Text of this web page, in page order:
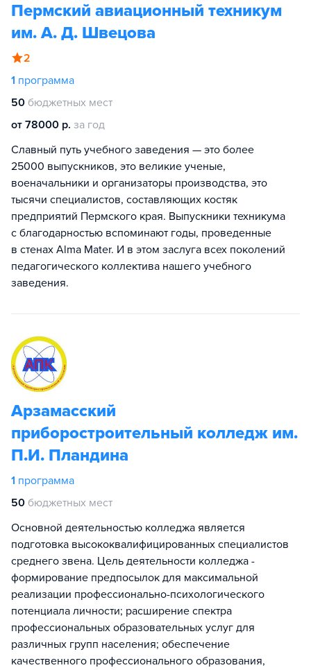
Пермский авиационный техникум
им. А. Д. Швецова
2
1 программа
50 бюджетных мест
от 78000 р. за год
Славный путь учебного заведения — это более
25000 выпускников, это великие ученые,
военачальники и организаторы производства, это
тысячи специалистов, составляющих костяк
предприятий Пермского края. Выпускники техникума
с благодарностью вспоминают годы, проведенные
в стенах Аlmа Маter. И в этом заслуга всех поколений
педагогического коллектива нашего учебного
заведения.
Арзамасский
приборостроительный колледж им.
П.И. Пландина
1 программа
50 бюджетных мест
Основной деятельностью колледжа является
подготовка высококвалифицированных специалистов
среднего звена. Цель деятельности колледжа -
формирование предпосылок для максимальной
реализации профессионально-психологического
потенциала личности; расширение спектра
профессиональных образовательных услуг для
различных групп населения; обеспечение
качественного профессионального образования,